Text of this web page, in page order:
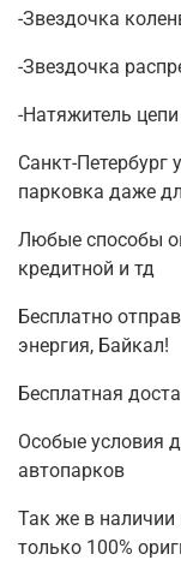
-Звездочка
-Звездочка
-Натяжитель цепи
Санкт-Петербург
парковка даже
Любые способы
кредитной и тд
Бесплатно
энергия, Байкал!
Бесплатная
Особые условия
автопарков
Так же в наличии
только 100%